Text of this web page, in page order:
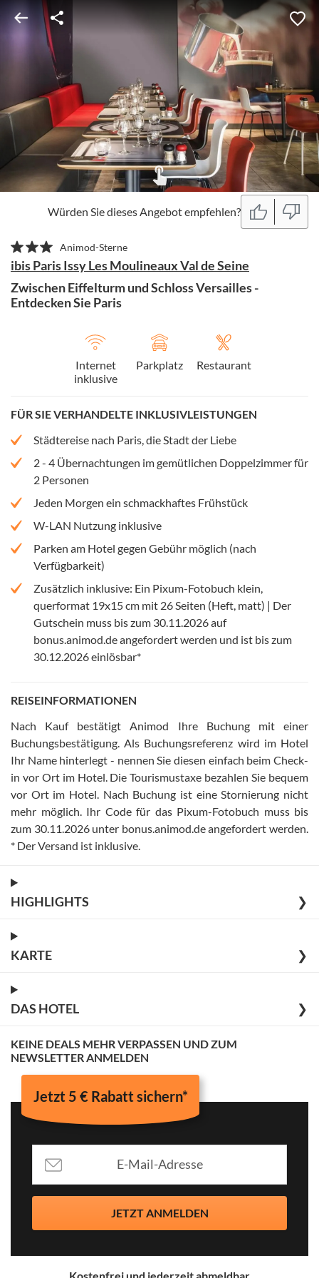
Würden Sie dieses Angebot empfehlen?
Animod-Sterne
ibis Paris Issy Les Moulineaux Val de Seine
Zwischen Eiffelturm und Schloss Versailles -
Entdecken Sie Paris
Internet
inklusive
Parkplatz Restaurant
FÜR SIE VERHANDELTE INKLUSIVLEISTUNGEN
Städtereise nach Paris, die Stadt der Liebe
2 - 4 Übernachtungen im gemütlichen Doppelzimmer für
2 Personen
Jeden Morgen ein schmackhaftes Frühstück
W-LAN Nutzung inklusive
Parken am Hotel gegen Gebühr möglich (nach
Verfügbarkeit)
Zusätzlich inklusive: Ein Pixum-Fotobuch klein,
querformat 19x15 cm mit 26 Seiten (Heft, matt) | Der
Gutschein muss bis zum 30.11.2026 auf
bonus.animod.de angefordert werden und ist bis zum
30.12.2026 einlösbar*
REISEINFORMATIONEN
Nach Kauf bestätigt Animod Ihre Buchung mit einer
Buchungsbestätigung Als Buchungsreferenz wird im Hotel
Ihr Name hinterlegt - nennen Sie diesen einfach beim Check-
in vor Ort im Hotel Die Tourismustaxe bezahlen Sie bequem
vor Ort im Hotel Nach Buchung ist eine Stornierung nicht
mehr möglich Ihr Code für das Pixum-Fotobuch muss bis
zum 30.11.2026 unter bonus.animod.de angefordert werden
* Der Versand ist inklusive
HIGHLIGHTS ❯
KARTE ❯
DAS HOTEL ❯
KEINE DEALS MEHR VERPASSEN UND ZUM
NEWSLETTER ANMELDEN
Jetzt 5 € Rabatt sichern*
JETZT ANMELDEN